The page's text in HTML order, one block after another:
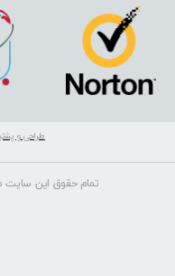
تمام حقوق این سایت
طراحی و